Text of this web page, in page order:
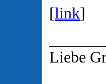
[link]
Liebe